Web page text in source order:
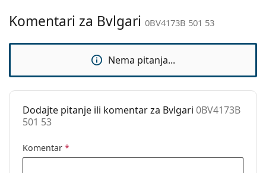
Ovo je medicinski proizvod. Prije uporabe pročitajte
upute za uporabu.
Prilagodljivi
Ne
Krpa za
čišćenje:
Da
Ostalo
Spol:
Kategorija:
Dioptrijske naočale
Komentari za Bvlgari 0BV4173B 501 53
Nema pitanja...
Dodajte pitanje ili komentar za Bvlgari 0BV4173B
501 53
Komentar *